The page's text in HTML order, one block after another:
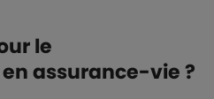
le
assurance-vie ?